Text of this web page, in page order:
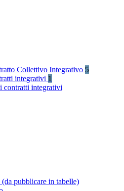
Collettivo Integrativo 5
integrativi 1
contratti integrativi
pubblicare in tabelle)